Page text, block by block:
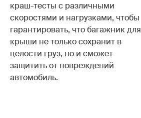
краш-тесты с различными
скоростями и нагрузками, чтобы
гарантировать, что багажник для
крыши не только сохранит в
целости груз, но и сможет
защитить от повреждений
автомобиль.